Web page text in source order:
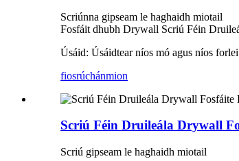
Scriúnna gipseam le haghaidh miotail
Fosfáit dhubh Drywall Scriú Féin
Úsáid: Úsáidtear níos mó agus níos
fiosrúchánmion
Scriú Féin Druileála Drywall
Scriú gipseam le haghaidh miotail